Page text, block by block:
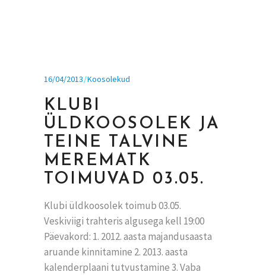
16/04/2013 Koosolekud
KLUBI
ÜLDKOOSOLEK JA
TEINE TALVINE
MEREMATK
TOIMUVAD 03.05.
Klubi üldkoosolek toimub 03.05.
Veskiviigi trahteris algusega kell 19:00
Päevakord: 1. 2012. aasta majandusaasta
aruande kinnitamine 2. 2013. aasta
kalenderplaani tutvustamine 3. Vaba